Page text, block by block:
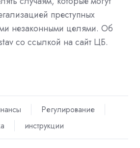
преступных
незаконными целями. Об
со ссылкой на сайт ЦБ.
Регулирование
инструкции